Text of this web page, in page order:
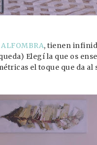
, tienen
Elegí la que os
el toque que da al